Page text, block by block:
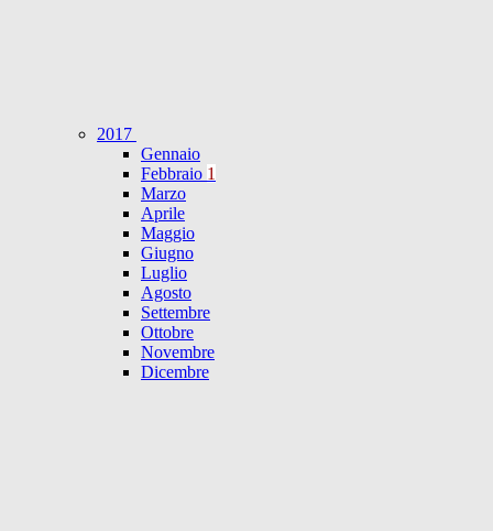
2017
Gennaio
Febbraio 1
Marzo
Aprile
Maggio
Giugno
Luglio
Agosto
Settembre
Ottobre
Novembre
Dicembre